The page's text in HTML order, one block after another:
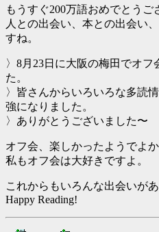
もうすぐ200万語おめでとうご
人との出会い、本との出会い
すね。
〉8月23日に大阪の梅田でオ
た。
〉皆さんからいろいろな多読
強になりました。
〉ありがとうございました〜
オフ会、楽しかったようでよか
私もオフ会は大好きですよ。
これからもいろんな出会いが
Happy Reading!